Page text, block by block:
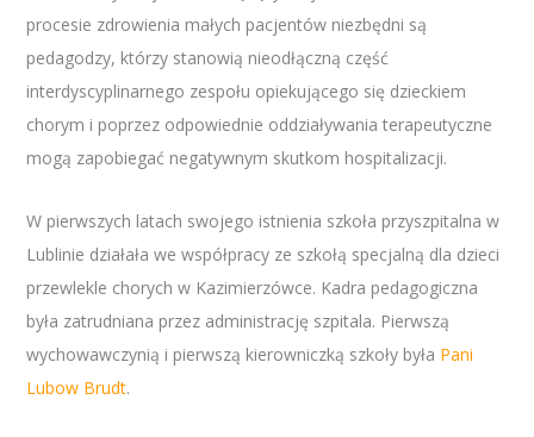
procesie zdrowienia małych pacjentów niezbędni są
pedagodzy, którzy stanowią nieodłączną część
interdyscyplinarnego zespołu opiekującego się dzieckiem
chorym i poprzez odpowiednie oddziaływania terapeutyczne
mogą zapobiegać negatywnym skutkom hospitalizacji.
W pierwszych latach swojego istnienia szkoła przyszpitalna w
Lublinie działała we współpracy ze szkołą specjalną dla dzieci
przewlekle chorych w Kazimierzówce. Kadra pedagogiczna
była zatrudniana przez administrację szpitala. Pierwszą
wychowawczynią i pierwszą kierowniczką szkoły była Pani
Lubow Brudt.